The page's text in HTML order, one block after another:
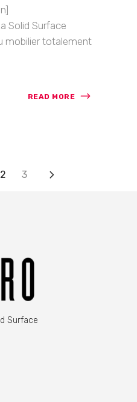
Solid Surface
mobilier totalement
READ MORE
2 3
Surface